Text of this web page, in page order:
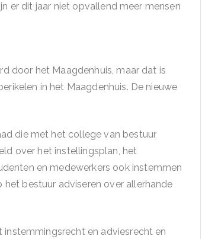
er dit jaar niet opvallend meer mensen
door het Maagdenhuis, maar dat is
in het Maagdenhuis. De nieuwe
die met het college van bestuur
over het instellingsplan, het
en medewerkers ook instemmen
bestuur adviseren over allerhande
en adviesrecht en